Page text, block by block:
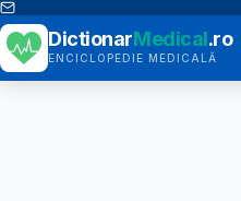
DictionarMedical.ro
ENCICLOPEDIE MEDICALĂ